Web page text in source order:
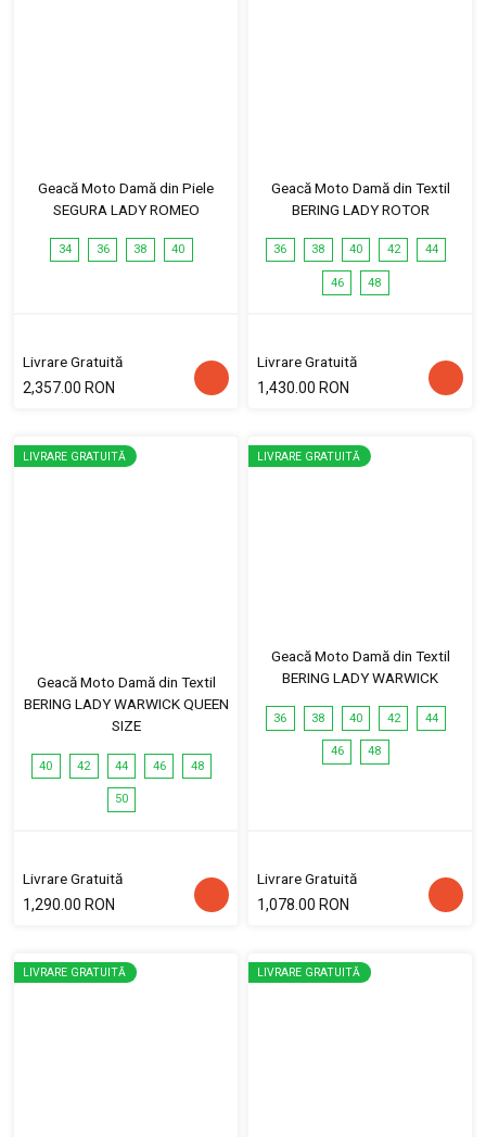
Geacă Moto Damă din Piele
SEGURA LADY ROMEO
34 36 38 40
Livrare Gratuită
2,357.00 RON
Geacă Moto Damă din Textil
BERING LADY ROTOR
36 38 40 42 44
46 48
Livrare Gratuită
1,430.00 RON
LIVRARE GRATUITĂ
Geacă Moto Damă din Textil
BERING LADY WARWICK QUEEN
SIZE
40 42 44 46 48
50
Livrare Gratuită
1,290.00 RON
LIVRARE GRATUITĂ
Geacă Moto Damă din Textil
BERING LADY WARWICK
36 38 40 42 44
46 48
Livrare Gratuită
1,078.00 RON
LIVRARE GRATUITĂ LIVRARE GRATUITĂ